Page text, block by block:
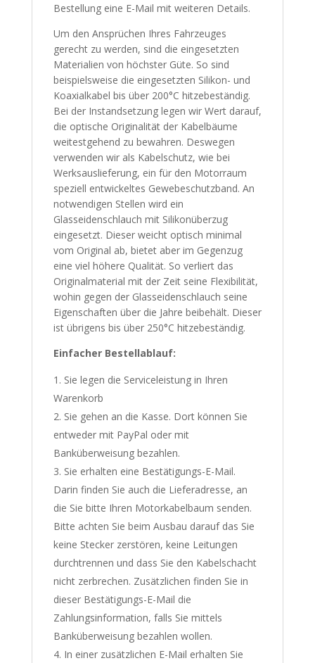
Bestellung eine E-Mail mit weiteren Details.
Um den Ansprüchen Ihres Fahrzeuges
gerecht zu werden, sind die eingesetzten
Materialien von höchster Güte. So sind
beispielsweise die eingesetzten Silikon- und
Koaxialkabel bis über 200°C hitzebeständig.
Bei der Instandsetzung legen wir Wert darauf,
die optische Originalität der Kabelbäume
weitestgehend zu bewahren. Deswegen
verwenden wir als Kabelschutz, wie bei
Werksauslieferung, ein für den Motorraum
speziell entwickeltes Gewebeschutzband. An
notwendigen Stellen wird ein
Glasseidenschlauch mit Silikonüberzug
eingesetzt. Dieser weicht optisch minimal
vom Original ab, bietet aber im Gegenzug
eine viel höhere Qualität. So verliert das
Originalmaterial mit der Zeit seine Flexibilität,
wohin gegen der Glasseidenschlauch seine
Eigenschaften über die Jahre beibehält. Dieser
ist übrigens bis über 250°C hitzebeständig.
Einfacher Bestellablauf:
Sie legen die Serviceleistung in Ihren
Warenkorb
Sie gehen an die Kasse. Dort können Sie
entweder mit PayPal oder mit
Banküberweisung bezahlen.
Sie erhalten eine Bestätigungs-E-Mail.
Darin finden Sie auch die Lieferadresse, an
die Sie bitte Ihren Motorkabelbaum senden.
Bitte achten Sie beim Ausbau darauf das Sie
keine Stecker zerstören, keine Leitungen
durchtrennen und dass Sie den Kabelschacht
nicht zerbrechen. Zusätzlichen finden Sie in
dieser Bestätigungs-E-Mail die
Zahlungsinformation, falls Sie mittels
Banküberweisung bezahlen wollen.
In einer zusätzlichen E-Mail erhalten Sie